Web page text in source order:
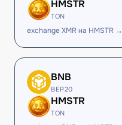
HMSTR
TON
exchange XMR на HMSTR →
BNB
BEP20
HMSTR
TON